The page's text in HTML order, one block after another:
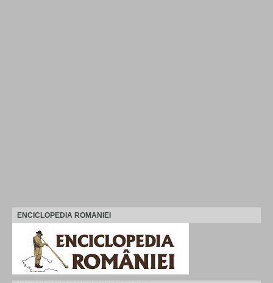
ENCICLOPEDIA ROMANIEI